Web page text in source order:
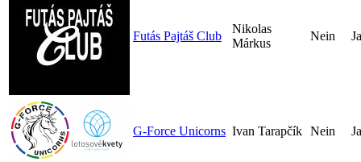
Futás Pajtáš Club
Nikolas
Márkus
Nein Ja
G-Force Unicorns Ivan Tarapčík Nein Ja